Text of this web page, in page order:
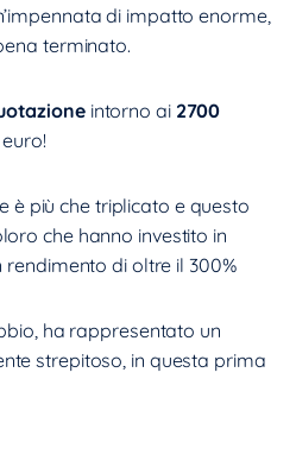
di impatto enorme,
terminato.
intorno ai2700
è più che triplicato e questo
che hanno investito in
rendimento di oltre il 300%
ha rappresentato un
strepitoso, in questa prima